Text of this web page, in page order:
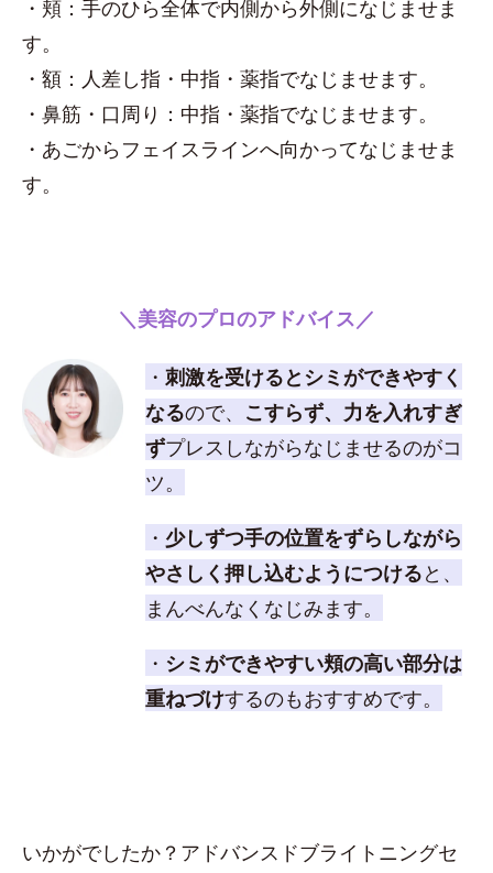
・頬：手のひら全体で内側から外側になじませま
す。
・額：人差し指・中指・薬指でなじませます。
・鼻筋・口周り：中指・薬指でなじませます。
・あごからフェイスラインへ向かってなじませま
す。
＼美容のプロのアドバイス／
・ 刺激を受けるとシミができやすく
なるので、 こすらず、力を入れすぎ
ずプレスしながらなじませるのがコ
ツ。
・ 少しずつ手の位置をずらしながら
やさしく押し込むようにつけると、
まんべんなくなじみます。
・ シミができやすい頬の高い部分は
重ねづけするのもおすすめです。
いかがでしたか？アドバンスドブライトニングセ